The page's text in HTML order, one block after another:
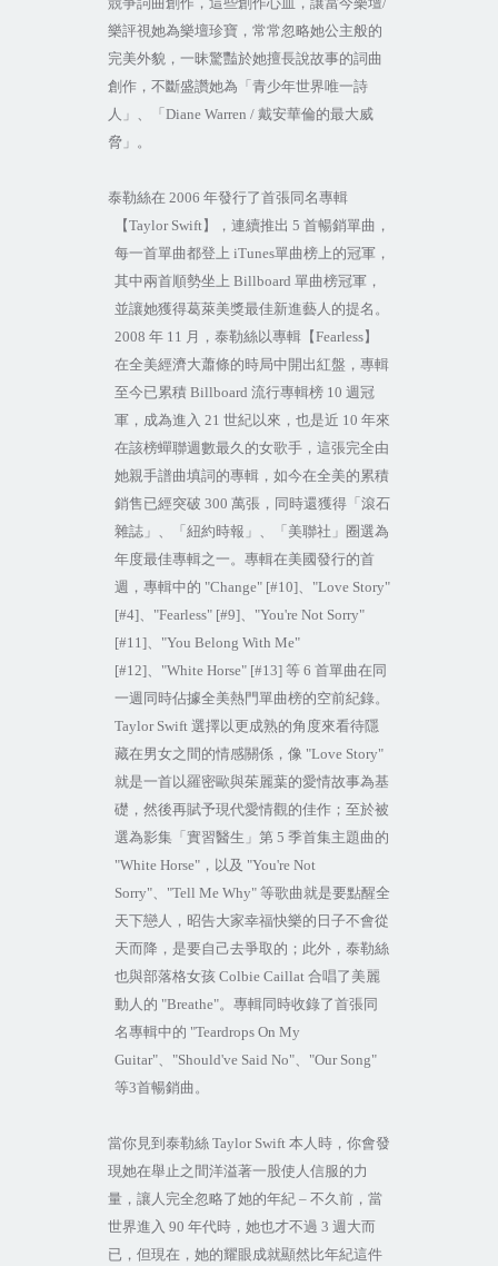
樂評視她為樂壇珍寶，常常忽略她公主般的
完美外貌，一昧驚豔於她擅長說故事的詞曲
創作，不斷盛讚她為「青少年世界唯一詩
人」、「 Diane Warren / 戴安華倫的最大威
脅」。
泰勒絲在 2006 年發行了首張同名專輯
【Taylor Swift】，連續推出5首暢銷單曲，
每一首單曲都登上iTunes單曲榜上的冠軍，
其中兩首順勢坐上Billboard單曲榜冠軍，
並讓她獲得葛萊美獎最佳新進藝人的提名。
2008年 11 月，泰勒絲以專輯【Fearless】
在全美經濟大蕭條的時局中開出紅盤，專輯
至今已累積Billboard流行專輯榜 10週冠
軍，成為進入21世紀以來，也是近 10年來
在該榜蟬聯週數最久的女歌手，這張完全由
她親手譜曲填詞的專輯，如今在全美的累積
銷售已經突破300萬張，同時還獲得「滾石
雜誌」、「紐約時報」、「美聯社」圈選為
年度最佳專輯之一。專輯在美國發行的首
週，專輯中的 "Change" [#10]、 "Love Story"
[#4]、 "Fearless" [#9]、 "You're Not Sorry"
[#11]、 "You Belong With Me"
[#12]、 "White Horse" [#13]等6首單曲在同
一週同時佔據全美熱門單曲榜的空前紀錄。
Taylor Swift選擇以更成熟的角度來看待隱
藏在男女之間的情感關係，像 "Love Story"
就是一首以羅密歐與茱麗葉的愛情故事為基
礎，然後再賦予現代愛情觀的佳作；至於被
選為影集「實習醫生」第5季首集主題曲的
"White Horse" ，以及 "You're Not
Sorry"、 "Tell Me Why"等歌曲就是要點醒全
天下戀人，昭告大家幸福快樂的日子不會從
天而降，是要自己去爭取的；此外，泰勒絲
也與部落格女孩Colbie Caillat合唱了美麗
動人的 "Breathe"。專輯同時收錄了首張同
名專輯中的 "Teardrops On My
Guitar"、 "Should've Said No"、 "Our Song"
等3首暢銷曲。
當你見到泰勒絲 Taylor Swift 本人時，你會發
現她在舉止之間洋溢著一股使人信服的力
量，讓人完全忽略了她的年紀– 不久前，當
世界進入 90 年代時，她也才不過 3 週大而
已，但現在，她的耀眼成就顯然比年紀這件